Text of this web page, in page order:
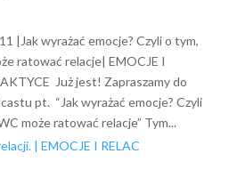
|Jak wyrażać emocje? Czyli o tym,
ratować relacje| EMOCJE I
Już jest! Zapraszamy do
pt. “Jak wyrażać emocje? Czyli
może ratować relacje” Tym...